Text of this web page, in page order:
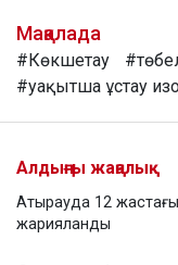
Мақалада
#Көкшетау
#уақытша ұстау
Алдыңғы жаңалық
Атырауда 12 жастағы
жарияланды